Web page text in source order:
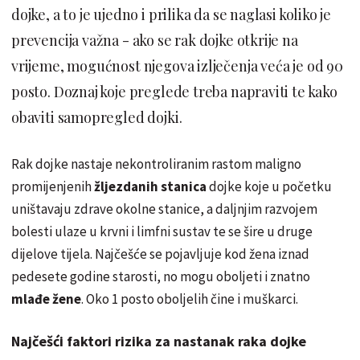
dojke, a to je ujedno i prilika da se naglasi koliko je
prevencija važna - ako se rak dojke otkrije na
vrijeme, mogućnost njegova izlječenja veća je od 90
posto. Doznaj koje preglede treba napraviti te kako
obaviti samopregled dojki.
Rak dojke nastaje nekontroliranim rastom maligno
promijenjenihžljezdanih stanicadojke koje u početku
uništavaju zdrave okolne stanice, a daljnjim razvojem
bolesti ulaze u krvni i limfni sustav te se šire u druge
dijelove tijela. Najčešće se pojavljuje kod žena iznad
pedesete godine starosti, no mogu oboljeti i znatno
mlađe žene. Oko 1 posto oboljelih čine i muškarci.
Najčešći faktori rizika za nastanak raka dojke